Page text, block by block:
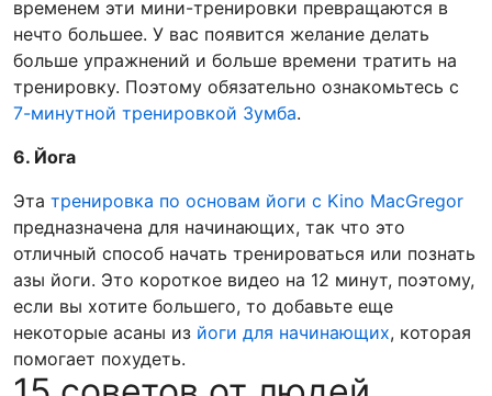
временем эти мини-тренировки превращаются в
нечто большее. У вас появится желание делать
больше упражнений и больше времени тратить на
тренировку. Поэтому обязательно ознакомьтесь с
7-минутной тренировкой Зумба.
6. Йога
Эта тренировка по основам йоги с Kino MacGregor
предназначена для начинающих, так что это
отличный способ начать тренироваться или познать
азы йоги. Это короткое видео на 12 минут, поэтому,
если вы хотите большего, то добавьте еще
некоторые асаны из йоги для начинающих, которая
помогает похудеть.